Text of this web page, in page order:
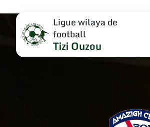
Ligue wilaya de
football
Tizi Ouzou